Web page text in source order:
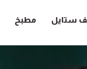
ستايل مطبخ